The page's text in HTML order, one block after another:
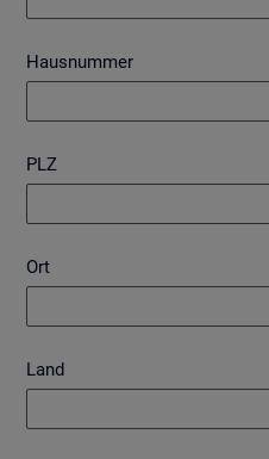
Hausnummer
PLZ
Ort
Land